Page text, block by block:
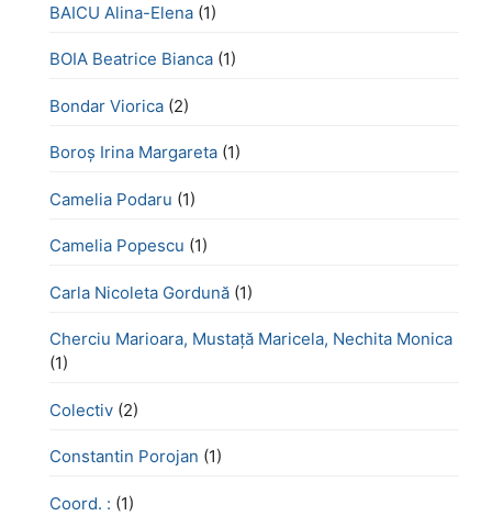
BAICU Alina-Elena (1)
BOIA Beatrice Bianca (1)
Bondar Viorica (2)
Boroş Irina Margareta (1)
Camelia Podaru (1)
Camelia Popescu (1)
Carla Nicoleta Gordună (1)
Cherciu Marioara, Mustață Maricela, Nechita Monica
(1)
Colectiv (2)
Constantin Porojan (1)
Coord. : (1)